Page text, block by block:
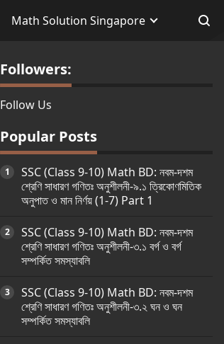
Math Solution Singapore
Followers:
Follow Us
Popular Posts
SSC (Class 9-10) Math BD: নবম-দশম
শ্রেণি সাধারণ গণিতঃ অনুশীলনী-৯.১ ত্রিকোণমিতিক
অনুপাত ও মান নির্ণয় (1-7) Part 1
SSC (Class 9-10) Math BD: নবম-দশম
শ্রেণি সাধারণ গণিতঃ অনুশীলনী-৩.১ বর্গ ও বর্গ
সম্পর্কিত সমস্যাবলি
SSC (Class 9-10) Math BD: নবম-দশম
শ্রেণি সাধারণ গণিতঃ অনুশীলনী-৩.২ ঘন ও ঘন
সম্পর্কিত সমস্যাবলি